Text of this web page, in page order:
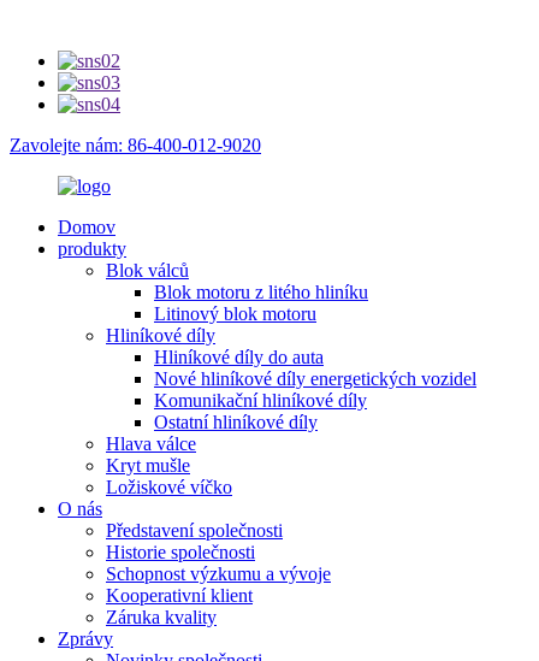
Zavolejte nám: 86-400-012-9020
Domov
produkty
Blok válců
Blok motoru z litého hliníku
Litinový blok motoru
Hliníkové díly
Hliníkové díly do auta
Nové hliníkové díly energetických vozidel
Komunikační hliníkové díly
Ostatní hliníkové díly
Hlava válce
Kryt mušle
Ložiskové víčko
O nás
Představení společnosti
Historie společnosti
Schopnost výzkumu a vývoje
Kooperativní klient
Záruka kvality
Zprávy